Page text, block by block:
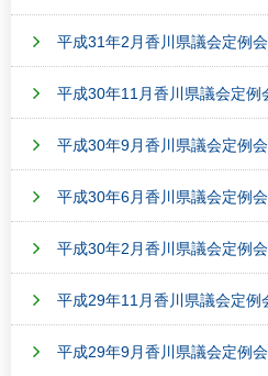
平成31年2月香川県議会定例
平成30年11月香川県議会定
平成30年9月香川県議会定例
平成30年6月香川県議会定例
平成30年2月香川県議会定例
平成29年11月香川県議会定
平成29年9月香川県議会定例